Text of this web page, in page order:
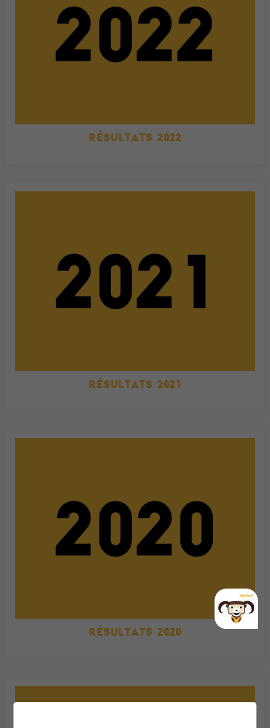
RÉSULTATS 2022
RÉSULTATS 2021
RÉSULTATS 2020